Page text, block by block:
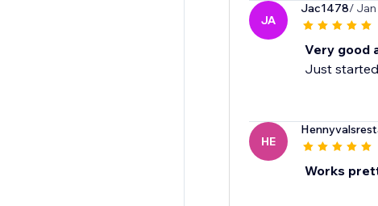
JA
Jac1478/ Jan
Very good
Just
HE
Works